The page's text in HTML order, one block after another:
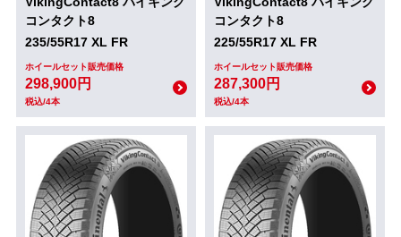
コンタクト8
235/55R17 XL FR
ホイールセット販売価格
298,900円
税込/4本
コンタクト8
225/55R17 XL FR
ホイールセット販売価格
287,300円
税込/4本